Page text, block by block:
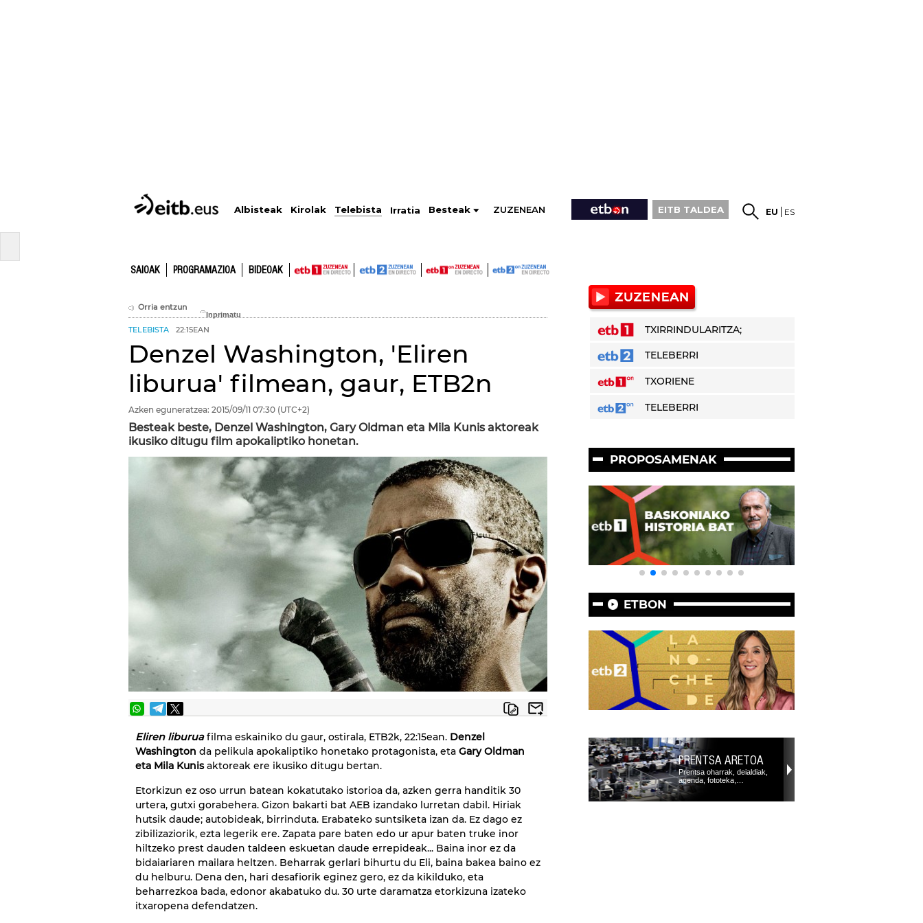
Albisteak Kirolak Telebista Irratia Besteak ZUZENEAN EITB TALDEA EU ES
SAIOAK PROGRAMAZIOA BIDEOAK
Orria entzun
TELEBISTA 22:15EAN
Denzel Washington, 'Eliren
liburua' filmean, gaur, ETB2n
Azken eguneratzea: 2015/09/11 07:30 (UTC+2)
Besteak beste, Denzel Washington, Gary Oldman eta Mila Kunis aktoreak
ikusiko ditugu film apokaliptiko honetan.
Eliren liburuafilma eskainiko du gaur, ostirala, ETB2k, 22:15ean. Denzel
Washington da pelikula apokaliptiko honetako protagonista, eta Gary Oldman
eta Mila Kunisaktoreak ere ikusiko ditugu bertan.
Etorkizun ez oso urrun batean kokatutako istorioa da, azken gerra handitik 30
urtera, gutxi gorabehera. Gizon bakarti bat AEB izandako lurretan dabil. Hiriak
hutsik daude; autobideak, birrinduta. Erabateko suntsiketa izan da. Ez dago ez
zibilizaziorik, ezta legerik ere. Zapata pare baten edo ur apur baten truke inor
hiltzeko prest dauden taldeen eskuetan daude errepideak... Baina inor ez da
bidaiariaren mailara heltzen. Beharrak gerlari bihurtu du Eli, baina bakea baino ez
du helburu. Dena den, hari desafiorik eginez gero, ez da kikilduko, eta
beharrezkoa bada, edonor akabatuko du. 30 urte daramatza etorkizuna izateko
itxaropena defendatzen.
TXIRRINDULARITZA;
TELEBERRI
TXORIENE
TELEBERRI
PROPOSAMENAK
ETBON
PRENTSA ARETOA
Prentsa oharrak, deialdiak,
agenda, fototeka,…